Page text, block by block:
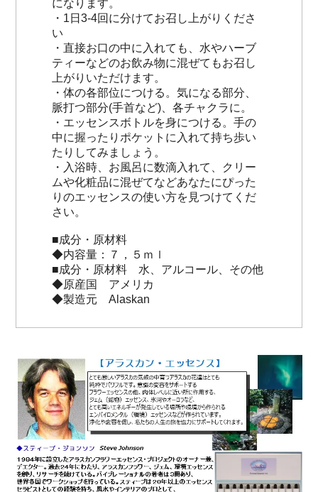
になります。
・1日3-4回に分けてお召し上がりくださ
い
・直接お口の中に入れても、水やハーブ
ティーなどのお飲み物に混ぜてもお召し
上がりいただけます。
・体の各部位につける。気になる部分、
脈打つ部分(手首など)、各チャクラに。
・エッセンスボトルを身につける。手の
中に握ったりポケットに入れて持ち歩い
たりしてみましょう。
・入浴時、お風呂に数滴入れて、クリー
ムや化粧品に混ぜてなどあなたにぴった
りのエッセンスの使い方を見つけてくだ
さい。
■成分・原材料
◆内容量：７，５ｍｌ
■成分・原材料 水、アルコール、その他
◆原産国 アメリカ
◆製造元 Alaskan